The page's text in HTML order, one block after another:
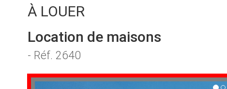
À LOUER
Location de maisons
- Réf. 2640